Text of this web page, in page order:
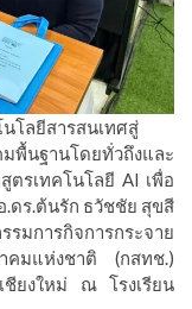
โลยีสารสนเทศสู่
นฐานโดยทั่วถึงและ
ตรเทคโนโลยี AI เพื่อ
.ดร.ต้นรัก ธวัชชัย สุขสี
การกิจการกระจาย
คมแห่งชาติ (กสทช.)
ชียงใหม่ ณ โรงเรียน